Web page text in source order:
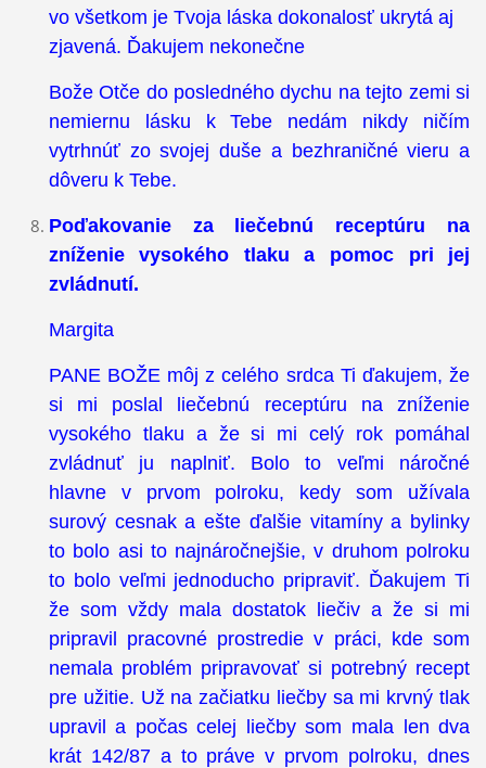
vo všetkom je Tvoja láska dokonalosť ukrytá aj
zjavená. Ďakujem nekonečne
Bože Otče do posledného dychu na tejto zemi si
nemiernu lásku k Tebe nedám nikdy ničím
vytrhnúť zo svojej duše a bezhraničné vieru a
dôveru k Tebe.
Poďakovanie za liečebnú receptúru na
zníženie vysokého tlaku a pomoc pri jej
zvládnutí.
Margita
PANE BOŽE môj z celého srdca Ti ďakujem, že
si mi poslal liečebnú receptúru na zníženie
vysokého tlaku a že si mi celý rok pomáhal
zvládnuť ju naplniť. Bolo to veľmi náročné
hlavne v prvom polroku, kedy som užívala
surový cesnak a ešte ďalšie vitamíny a bylinky
to bolo asi to najnáročnejšie, v druhom polroku
to bolo veľmi jednoducho pripraviť. Ďakujem Ti
že som vždy mala dostatok liečiv a že si mi
pripravil pracovné prostredie v práci, kde som
nemala problém pripravovať si potrebný recept
pre užitie. Už na začiatku liečby sa mi krvný tlak
upravil a počas celej liečby som mala len dva
krát 142/87 a to práve v prvom polroku, dnes